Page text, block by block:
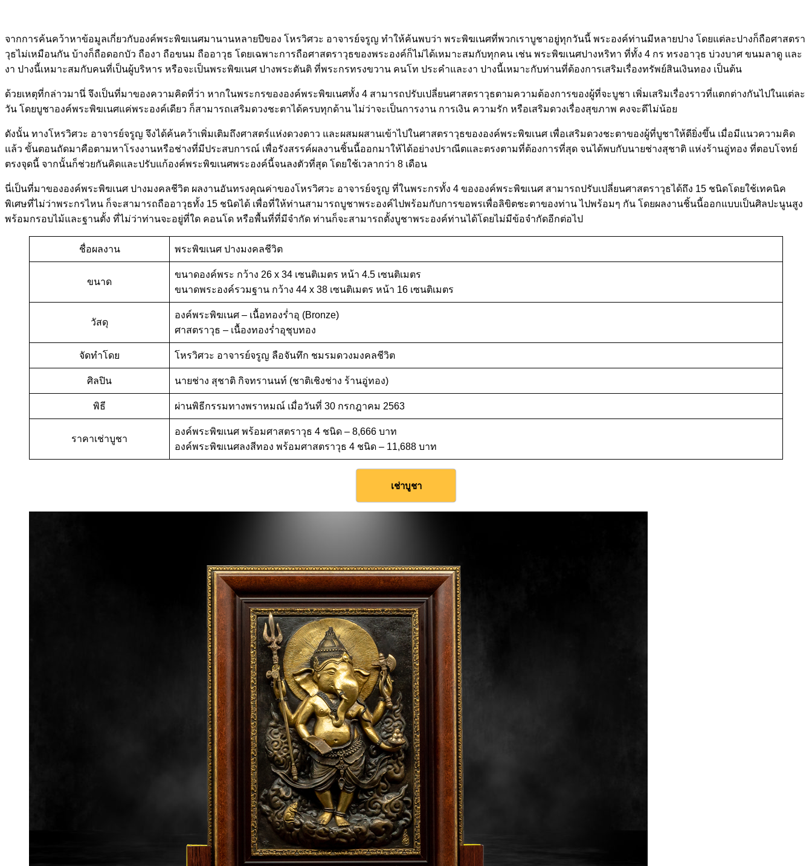
จากการค้นคว้าหาข้อมูลเกี่ยวกับองค์พระพิฆเนศมานานหลายปีของ โหรวิศวะ อาจารย์จรูญ ทำให้ค้นพบว่า พระพิฆเนศที่พวกเราบูชาอยู่ทุกวันนี้ พระองค์ท่านมีหลายปาง โดยแต่ละปางก็ถือศาสตรา
วุธไม่เหมือนกัน บ้างก็ถือดอกบัว ถืองา ถือขนม ถืออาวุธ โดยเฉพาะการถือศาสตราวุธของพระองค์ก็ไม่ได้เหมาะสมกับทุกคน เช่น พระพิฆเนศปางหริทา ที่ทั้ง 4 กร ทรงอาวุธ บ่วงบาศ ขนมลาดู และ
งา ปางนี้เหมาะสมกับคนที่เป็นผู้บริหาร หรือจะเป็นพระพิฆเนศ ปางพระตันติ ที่พระกรทรงขวาน คนโท ประคำและงา ปางนี้เหมาะกับท่านที่ต้องการเสริมเรื่องทรัพย์สินเงินทอง เป็นต้น
ด้วยเหตุที่กล่าวมานึ่ จึงเป็นที่มาของความคิดที่ว่า หากในพระกรขององค์พระพิฆเนศทั้ง 4 สามารถปรับเปลี่ยนศาสตราวุธตามความต้องการของผู้ที่จะบูชา เพิ่มเสริมเรื่องราวที่แตกต่างกันไปในแต่ละ
วัน โดยบูชาองค์พระพิฆเนศแค่พระองค์เดียว ก็สามารถเสริมดวงชะตาได้ครบทุกด้าน ไม่ว่าจะเป็นการงาน การเงิน ความรัก หรือเสริมดวงเรื่องสุขภาพ คงจะดีไม่น้อย
ดังนั้น ทางโหรวิศวะ อาจารย์จรูญ จึงได้ค้นคว้าเพิ่มเติมถึงศาสตร์แห่งดวงดาว และผสมผสานเข้าไปในศาสตราวุธขององค์พระพิฆเนศ เพื่อเสริมดวงชะตาของผู้ที่บูชาให้ดียิ่งขึ้น เมื่อมีแนวความคิด
แล้ว ขั้นตอนถัดมาคือตามหาโรงงานหรือช่างที่มีประสบการณ์ เพื่อรังสรรค์ผลงานชิ้นนี้ออกมาให้ได้อย่างปราณีตและตรงตามที่ต้องการที่สุด จนได้พบกับนายช่างสุชาติ แห่งร้านอู่ทอง ที่ตอบโจทย์
ตรงจุดนี้ จากนั้นก็ช่วยกันคิดและปรับแก้องค์พระพิฆเนศพระองค์นี้จนลงตัวที่สุด โดยใช้เวลากว่า 8 เดือน
นี่เป็นที่มาขององค์พระพิฆเนศ ปางมงคลชีวิต ผลงานอันทรงคุณค่าของโหรวิศวะ อาจารย์จรูญ ที่ในพระกรทั้ง 4 ขององค์พระพิฆเนศ สามารถปรับเปลี่ยนศาสตราวุธได้ถึง 15 ชนิดโดยใช้เทคนิค
พิเศษที่ไม่ว่าพระกรไหน ก็จะสามารถถืออาวุธทั้ง 15 ชนิดได้ เพื่อที่ให้ท่านสามารถบูชาพระองค์ไปพร้อมกับการขอพรเพื่อลิขิตชะตาของท่าน ไปพร้อมๆ กัน โดยผลงานชิ้นนี้ออกแบบเป็นศิลปะนูนสูง
พร้อมกรอบไม้และฐานตั้ง ที่ไม่ว่าท่านจะอยู่ที่ใด คอนโด หรือพื้นที่ที่มีจำกัด ท่านก็จะสามารถตั้งบูชาพระองค์ท่านได้โดยไม่มีข้อจำกัดอีกต่อไป
ชื่อผลงาน พระพิฆเนศ ปางมงคลชีวิต
ขนาด
ขนาดองค์พระ กว้าง 26 x 34 เซนติเมตร หน้า 4.5 เซนติเมตร
ขนาดพระองค์รวมฐาน กว้าง 44 x 38 เซนติเมตร หน้า 16 เซนติเมตร
วัสดุ
องค์พระพิฆเนศ – เนื้อทองร่ำอุ (Bronze)
ศาสตราวุธ – เนื้องทองร่ำอุชุบทอง
จัดทำโดย โหรวิศวะ อาจารย์จรูญ ลือจันทึก ชมรมดวงมงคลชีวิต
ศิลปิน นายช่าง สุชาติ กิจทรานนท์ (ชาติเชิงช่าง ร้านอู่ทอง)
พิธี ผ่านพิธีกรรมทางพราหมณ์ เมื่อวันที่ 30 กรกฎาคม 2563
ราคาเช่าบูชา
องค์พระพิฆเนศ พร้อมศาสตราวุธ 4 ชนิด – 8,666 บาท
องค์พระพิฆเนศลงสีทอง พร้อมศาสตราวุธ 4 ชนิด – 11,688 บาท
เช่าบูชา